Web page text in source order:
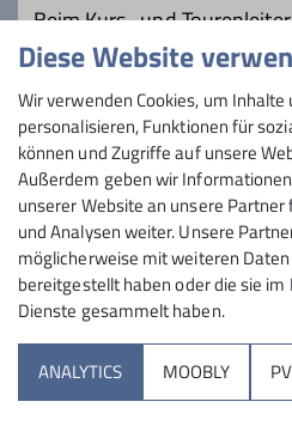
Qualifikationen
Wanderleiter*in
Ämter
Tourenleiter
Details
Beim Kurs- und Tourenleiter
Maximale
6
Sektion
Diese Website
Wir verwenden Cookies, um Inhalte
personalisieren, Funktionen für
können und Zugriffe auf unsere
Außerdem geben wir
unserer Website an unsere
und Analysen weiter. Unsere
möglicherweise mit weiteren
bereitgestellt haben oder die sie
Dienste gesammelt haben.
ANALYTICS MOOBLY